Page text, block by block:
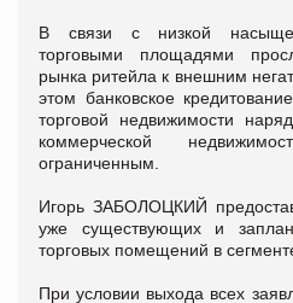
В связи с низкой
торговыми площадями
рынка ритейла к внешним
этом банковское
торговой недвижимости
коммерческой
ограниченным.
Игорь ЗАБОЛОЦКИЙ
уже существующих и
торговых помещений в
При условии выхода всех